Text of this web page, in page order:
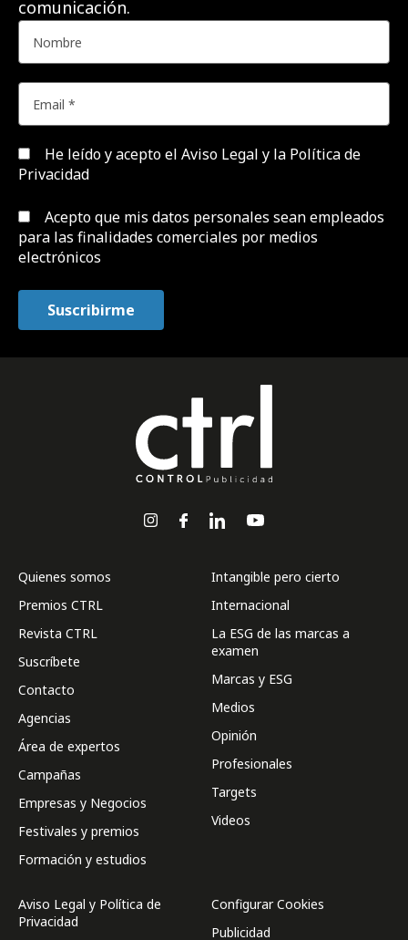
comunicación.
He leído y acepto el Aviso Legal y la Política de
Privacidad
Acepto que mis datos personales sean empleados
para las finalidades comerciales por medios
electrónicos
Quienes somos
Premios CTRL
Revista CTRL
Suscríbete
Contacto
Agencias
Área de expertos
Campañas
Empresas y Negocios
Festivales y premios
Formación y estudios
Intangible pero cierto
Internacional
La ESG de las marcas a
examen
Marcas y ESG
Medios
Opinión
Profesionales
Targets
Videos
Aviso Legal y Política de
Privacidad
Configurar Cookies
Publicidad